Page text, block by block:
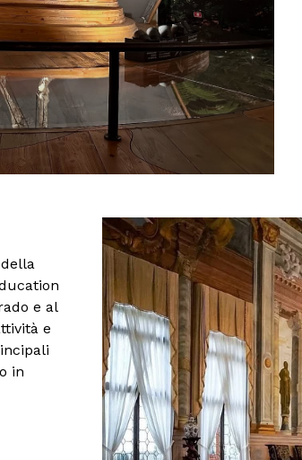
e al
e
in